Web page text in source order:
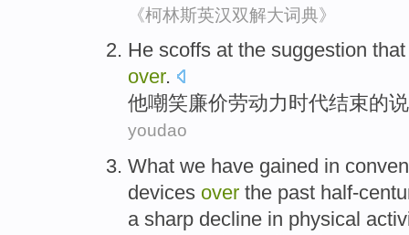
《柯林斯英汉双解大词典》
He scoffs at the suggestion that
over.
他嘲笑廉价劳动力时代结束的
youdao
What we have gained in
devices over the past half-
a sharp decline in physical